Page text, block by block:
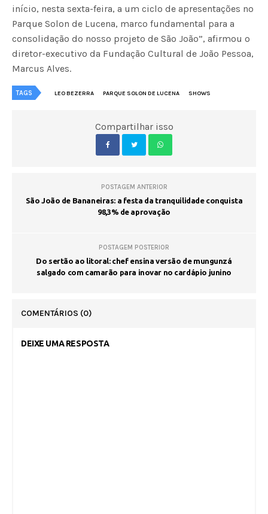
início, nesta sexta-feira, a um ciclo de apresentações no
Parque Solon de Lucena, marco fundamental para a
consolidação do nosso projeto de São João”, afirmou o
diretor-executivo da Fundação Cultural de João Pessoa,
Marcus Alves.
TAGS LEO BEZERRA PARQUE SOLON DE LUCENA SHOWS
Compartilhar isso
POSTAGEM ANTERIOR
São João de Bananeiras: a festa da tranquilidade conquista
98,3% de aprovação
POSTAGEM POSTERIOR
Do sertão ao litoral: chef ensina versão de mungunzá
salgado com camarão para inovar no cardápio junino
COMENTÁRIOS (0)
DEIXE UMA RESPOSTA